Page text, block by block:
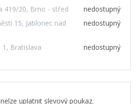
419/20, Brno - střed
nedostupný
15, Jablonec nad
nedostupný
1, Bratislava nedostupný
uplatnit slevový poukaz.